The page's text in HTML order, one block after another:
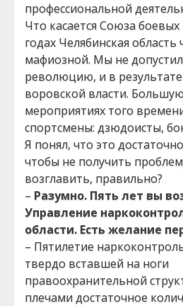
профессиональной
Что касается Союза боевых
годах Челябинская область
мафиозной. Мы не
революцию, и в
воровской власти.
мероприятиях того
спортсмены: дзюдоисты,
Я понял, что это
чтобы не получить
возглавить, правильно?
– Разумно. Пять лет вы
Управление
области. Есть желание
– Пятилетие
твердо вставшей на ноги
правоохранительной
плечами достаточное